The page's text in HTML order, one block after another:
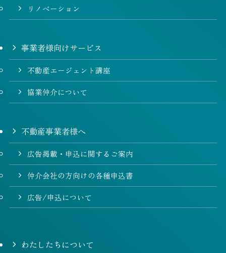
リノベーション
事業者様向けサービス
不動産エージェント講座
協業仲介について
不動産事業者様へ
広告掲載・申込に関するご案内
仲介会社の方向けの各種申込書
広告/申込について
わたしたちについて